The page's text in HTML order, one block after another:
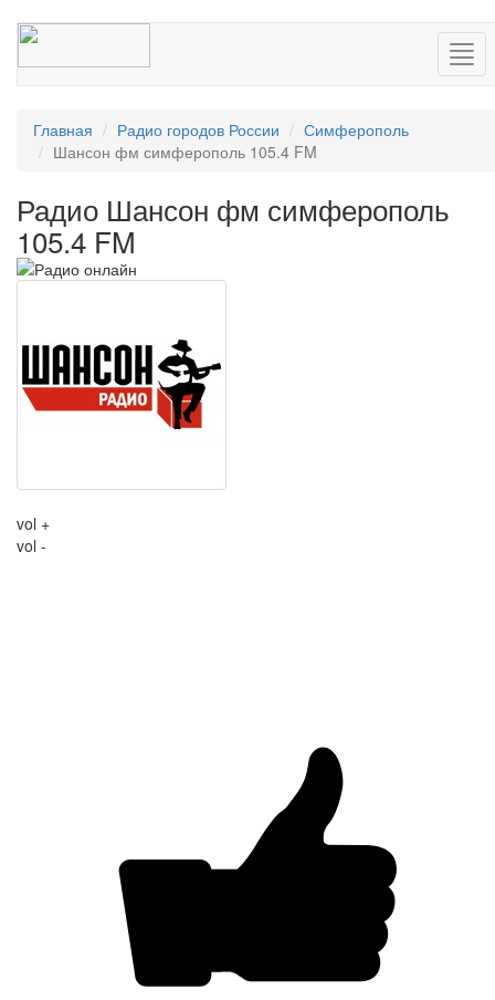
Главная Радио городов России
Симферополь
Шансон фм симферополь 105.4 FM
Радио Шансон фм симферополь
105.4 FM
vol +
vol -